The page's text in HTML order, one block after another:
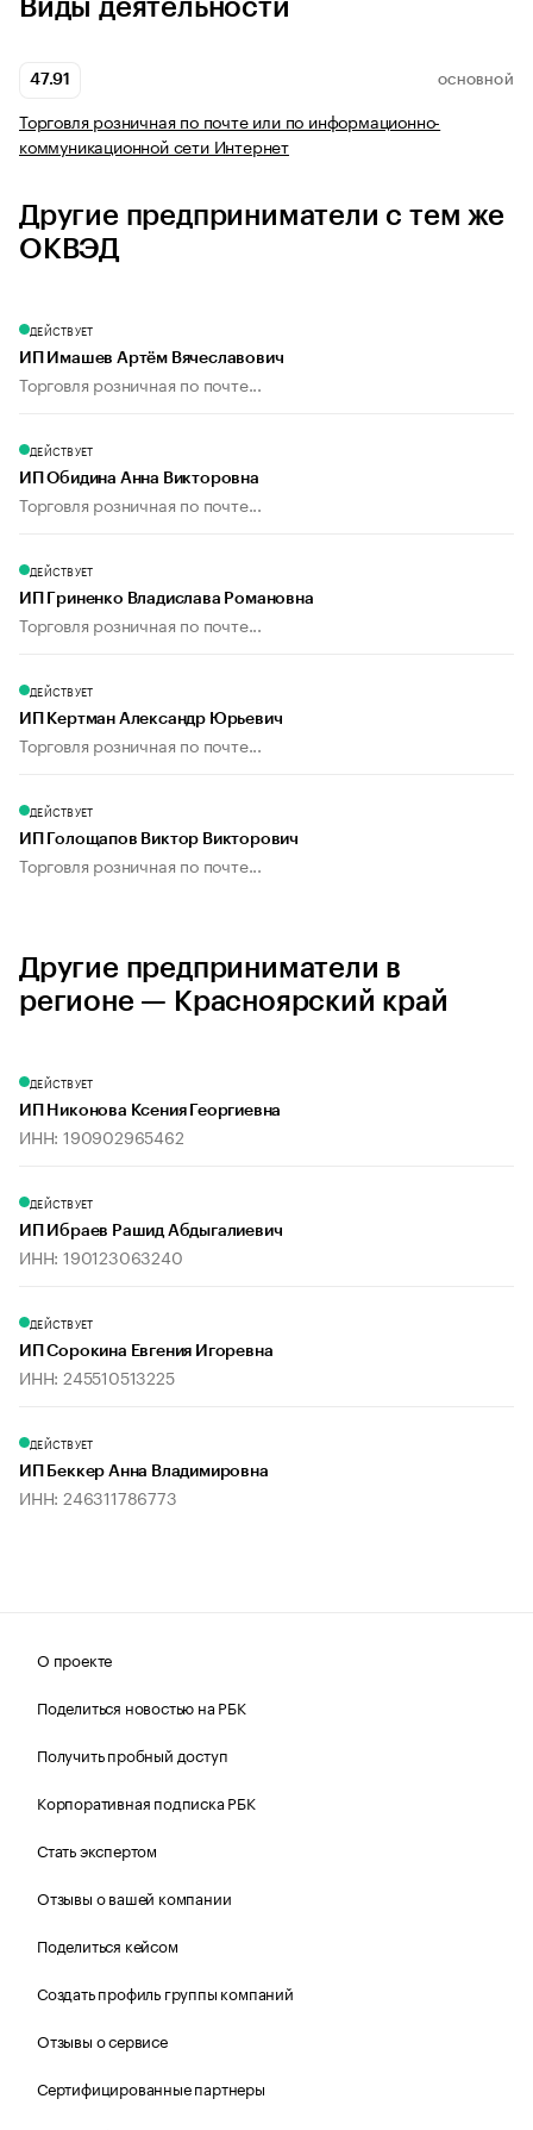
Виды деятельности
47.91 ОСНОВНОЙ
Торговля розничная по почте или по информационно-
коммуникационной сети Интернет
Другие предприниматели с тем же
ОКВЭД
ДЕЙСТВУЕТ
ИП Имашев Артём Вячеславович
Торговля розничная по почте...
ДЕЙСТВУЕТ
ИП Обидина Анна Викторовна
Торговля розничная по почте...
ДЕЙСТВУЕТ
ИП Гриненко Владислава Романовна
Торговля розничная по почте...
ДЕЙСТВУЕТ
ИП Кертман Александр Юрьевич
Торговля розничная по почте...
ДЕЙСТВУЕТ
ИП Голощапов Виктор Викторович
Торговля розничная по почте...
Другие предприниматели в
регионе — Красноярский край
ДЕЙСТВУЕТ
ИП Никонова Ксения Георгиевна
ИНН: 190902965462
ДЕЙСТВУЕТ
ИП Ибраев Рашид Абдыгалиевич
ИНН: 190123063240
ДЕЙСТВУЕТ
ИП Сорокина Евгения Игоревна
ИНН: 245510513225
ДЕЙСТВУЕТ
ИП Беккер Анна Владимировна
ИНН: 246311786773
О проекте
Поделиться новостью на РБК
Получить пробный доступ
Корпоративная подписка РБК
Стать экспертом
Отзывы о вашей компании
Поделиться кейсом
Создать профиль группы компаний
Отзывы о сервисе
Сертифицированные партнеры